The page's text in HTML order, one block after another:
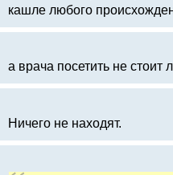
кашле любого
а врача посетить не стоит
Ничего не находят.